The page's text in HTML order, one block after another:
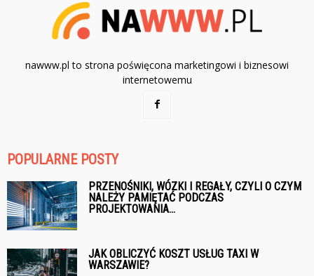
nawww.pl to strona poświęcona marketingowi i biznesowi
internetowemu
POPULARNE POSTY
PRZENOŚNIKI, WÓZKI I REGAŁY, CZYLI O CZYM
NALEŻY PAMIĘTAĆ PODCZAS
PROJEKTOWANIA...
JAK OBLICZYĆ KOSZT USŁUG TAXI W
WARSZAWIE?